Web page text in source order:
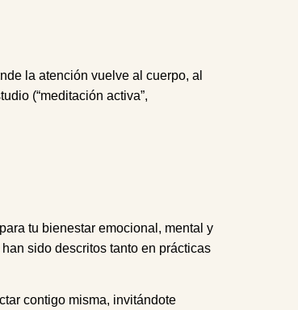
la atención vuelve al cuerpo, al
(“meditación activa”,
tu bienestar emocional, mental y
sido descritos tanto en prácticas
contigo misma, invitándote